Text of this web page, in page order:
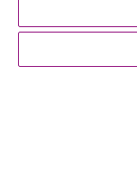
Kundenservice